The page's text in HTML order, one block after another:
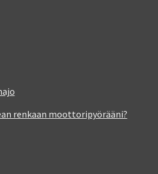
renkaan moottoripyörääni?